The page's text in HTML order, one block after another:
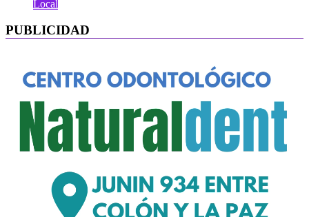
Local
PUBLICIDAD